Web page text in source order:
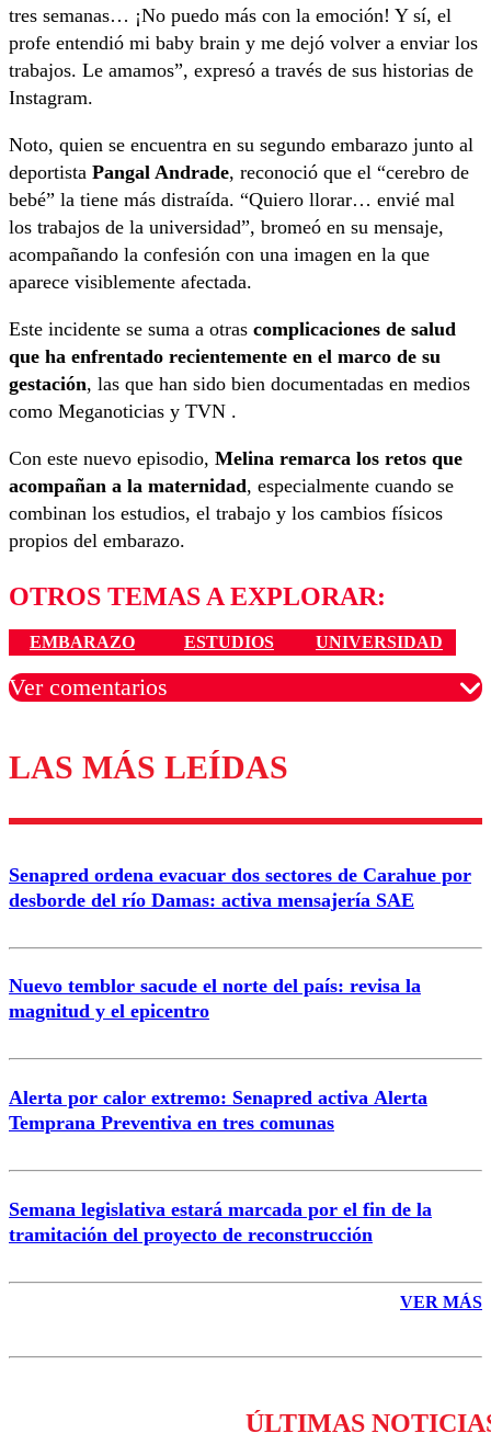
tres semanas… ¡No puedo más con la emoción! Y sí, el
profe entendió mi baby brain y me dejó volver a enviar los
trabajos. Le amamos”, expresó a través de sus historias de
Instagram.
Noto, quien se encuentra en su segundo embarazo junto al
deportista Pangal Andrade, reconoció que el “cerebro de
bebé” la tiene más distraída. “Quiero llorar… envié mal
los trabajos de la universidad”, bromeó en su mensaje,
acompañando la confesión con una imagen en la que
aparece visiblemente afectada.
Este incidente se suma a otras complicaciones de salud
que ha enfrentado recientemente en el marco de su
gestación, las que han sido bien documentadas en medios
como Meganoticias y TVN .
Con este nuevo episodio, Melina remarca los retos que
acompañan a la maternidad, especialmente cuando se
combinan los estudios, el trabajo y los cambios físicos
propios del embarazo.
OTROS TEMAS A EXPLORAR:
EMBARAZO ESTUDIOS UNIVERSIDAD
Ver comentarios
Los comentarios son moderados para garantizar un
diálogo respetuoso.
Correo
LAS MÁS LEÍDAS
Senapred ordena evacuar dos sectores de Carahue por
desborde del río Damas: activa mensajería SAE
Nuevo temblor sacude el norte del país: revisa la
magnitud y el epicentro
Alerta por calor extremo: Senapred activa Alerta
Temprana Preventiva en tres comunas
Semana legislativa estará marcada por el fin de la
tramitación del proyecto de reconstrucción
VER MÁS
ÚLTIMAS